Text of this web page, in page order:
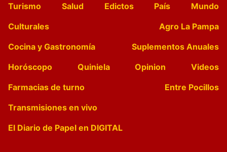
Turismo
Salud Edictos País
Mundo
Culturales
Agro La Pampa
Cocina y Gastronomía
Suplementos Anuales
Horóscopo
Quiniela Opinion
Videos
Farmacias de turno
Entre Pocillos
Transmisiones en vivo
El Diario de Papel en DIGITAL